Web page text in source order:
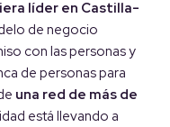
líder en Castilla-
de negocio
con las personas y
de personas para
una red de más de
está llevando a